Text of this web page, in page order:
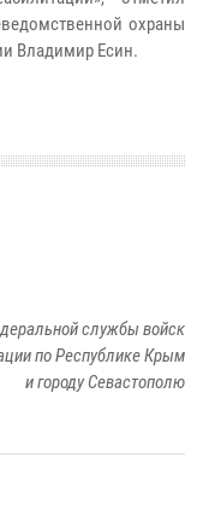
охраны
Владимир Есин.
службы войск
по Республике Крым
и городу Севастополю